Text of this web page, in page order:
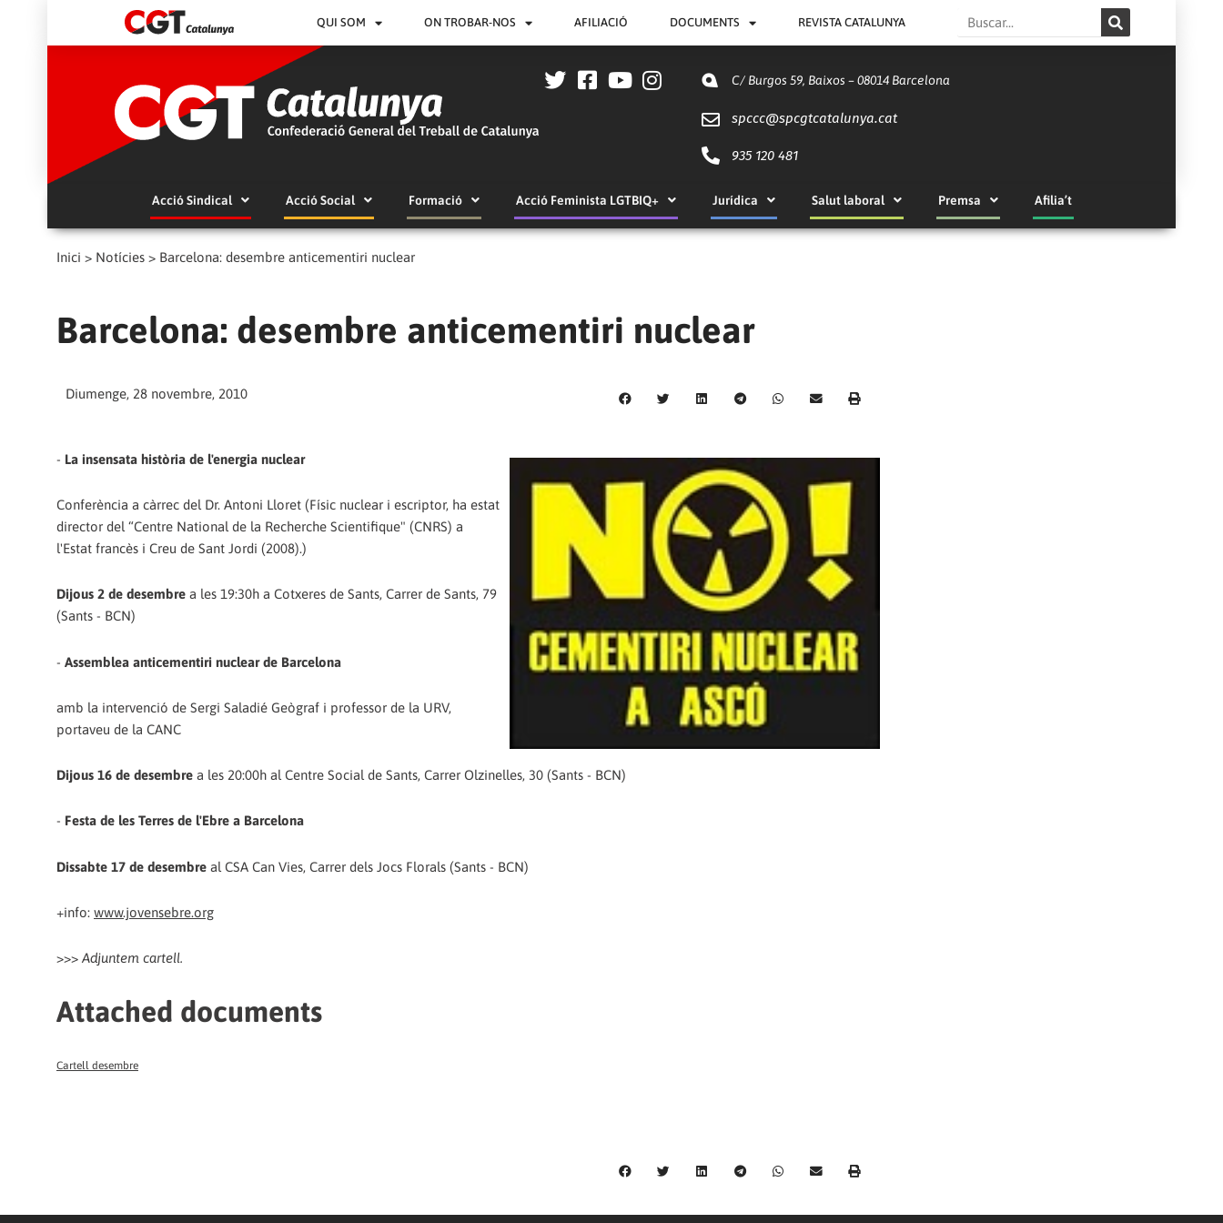
QUI SOM ON TROBAR-NOS AFILIACIÓ DOCUMENTS REVISTA CATALUNYA Search
C/ Burgos 59, Baixos – 08014 Barcelona
spccc@spcgtcatalunya.cat
935 120 481
Acció Sindical Acció Social Formació Acció Feminista LGTBIQ+ Jurídica Salut laboral Premsa Afilia’t
Inici > Notícies > Barcelona: desembre anticementiri nuclear
Barcelona: desembre anticementiri nuclear
Diumenge, 28 novembre, 2010
- La insensata història de l'energia nuclear
Conferència a càrrec del Dr. Antoni Lloret (Físic nuclear i escriptor, ha estat
director del “Centre National de la Recherche Scientifique" (CNRS) a
l'Estat francès i Creu de Sant Jordi (2008).)
Dijous 2 de desembre a les 19:30h a Cotxeres de Sants, Carrer de Sants, 79
(Sants - BCN)
- Assemblea anticementiri nuclear de Barcelona
amb la intervenció de Sergi Saladié Geògraf i professor de la URV,
portaveu de la CANC
Dijous 16 de desembre a les 20:00h al Centre Social de Sants, Carrer Olzinelles, 30 (Sants - BCN)
- Festa de les Terres de l'Ebre a Barcelona
Dissabte 17 de desembre al CSA Can Vies, Carrer dels Jocs Florals (Sants - BCN)
+info: www.jovensebre.org
>>> Adjuntem cartell.
Attached documents
Cartell desembre